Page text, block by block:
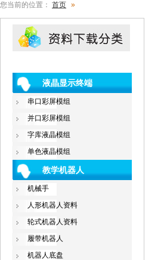
您当前的位置： 首页 »
液晶显示终端
串口彩屏模组
并口彩屏模组
字库液晶模组
单色液晶模组
教学机器人
机械手
人形机器人资料
轮式机器人资料
履带机器人
机器人底盘